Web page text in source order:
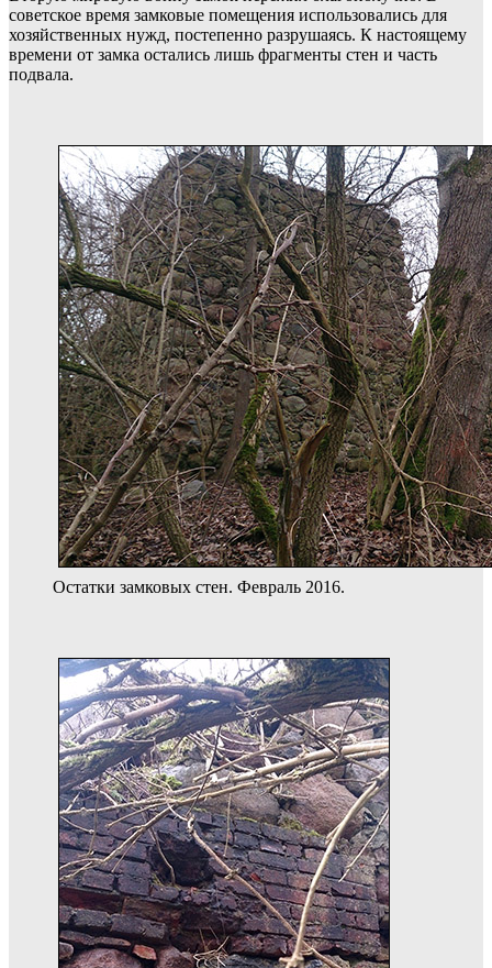
советское время замковые помещения использовались для
хозяйственных нужд, постепенно разрушаясь. К настоящему
времени от замка остались лишь фрагменты стен и часть
подвала.
Остатки замковых стен. Февраль 2016.